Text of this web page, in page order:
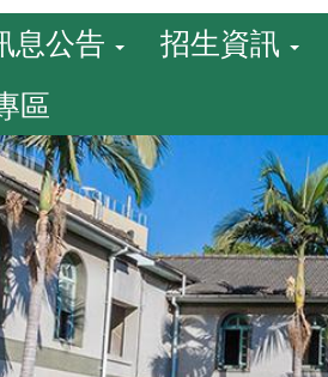
息公告 招生資訊
區